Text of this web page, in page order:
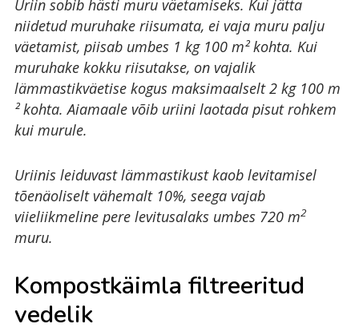
Uriin sobib hästi muru väetamiseks. Kui jätta
niidetud muruhake riisumata, ei vaja muru palju
väetamist, piisab umbes 1 kg 100 m² kohta. Kui
muruhake kokku riisutakse, on vajalik
lämmastikväetise kogus maksimaalselt 2 kg 100 m
² kohta. Aiamaale võib uriini laotada pisut rohkem
kui murule.
Uriinis leiduvast lämmastikust kaob levitamisel
tõenäoliselt vähemalt 10%, seega vajab
viieliikmeline pere levitusalaks umbes 720 m2
muru.
Kompostkäimla filtreeritud
vedelik